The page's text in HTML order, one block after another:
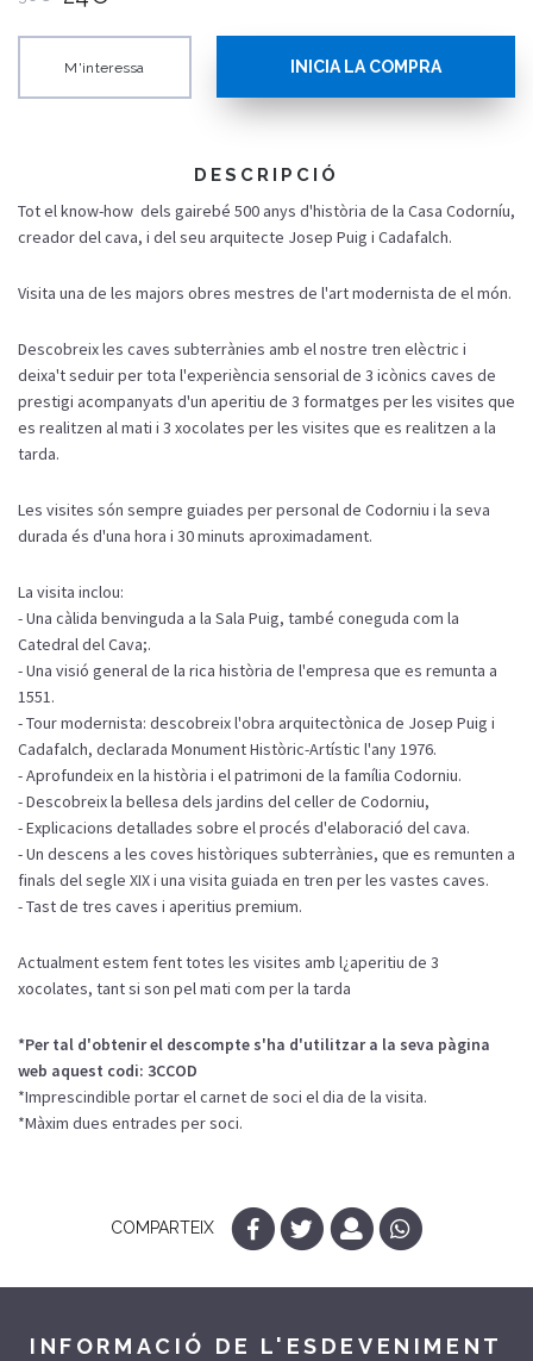
M'interessa INICIA LA COMPRA
DESCRIPCIÓ
Tot el know-how dels gairebé 500 anys d'història de la Casa Codorníu,
creador del cava, i del seu arquitecte Josep Puig i Cadafalch.
Visita una de les majors obres mestres de l'art modernista de el món.
Descobreix les caves subterrànies amb el nostre tren elèctric i
deixa't seduir per tota l'experiència sensorial de 3 icònics caves de
prestigi acompanyats d'un aperitiu de 3 formatges per les visites que
es realitzen al mati i 3 xocolates per les visites que es realitzen a la
tarda.
Les visites són sempre guiades per personal de Codorniu i la seva
durada és d'una hora i 30 minuts aproximadament.
La visita inclou:
- Una càlida benvinguda a la Sala Puig, també coneguda com la
Catedral del Cava;.
- Una visió general de la rica història de l'empresa que es remunta a
1551.
- Tour modernista: descobreix l'obra arquitectònica de Josep Puig i
Cadafalch, declarada Monument Històric-Artístic l'any 1976.
- Aprofundeix en la història i el patrimoni de la família Codorniu.
- Descobreix la bellesa dels jardins del celler de Codorniu,
- Explicacions detallades sobre el procés d'elaboració del cava.
- Un descens a les coves històriques subterrànies, que es remunten a
finals del segle XIX i una visita guiada en tren per les vastes caves.
- Tast de tres caves i aperitius premium.
Actualment estem fent totes les visites amb l¿aperitiu de 3
xocolates, tant si son pel mati com per la tarda
*Per tal d'obtenir el descompte s'ha d'utilitzar a la seva pàgina
web aquest codi: 3CCOD
*Imprescindible portar el carnet de soci el dia de la visita.
*Màxim dues entrades per soci.
COMPARTEIX
INFORMACIÓ DE L'ESDEVENIMENT